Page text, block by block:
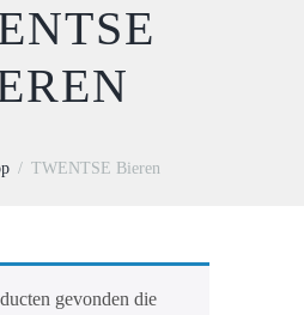
TWENTSE Bieren
gevonden die